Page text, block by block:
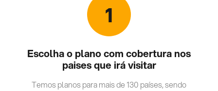
1
Escolha o plano com cobertura nos
paises que irá visitar
Temos planos para mais de 130 países, sendo